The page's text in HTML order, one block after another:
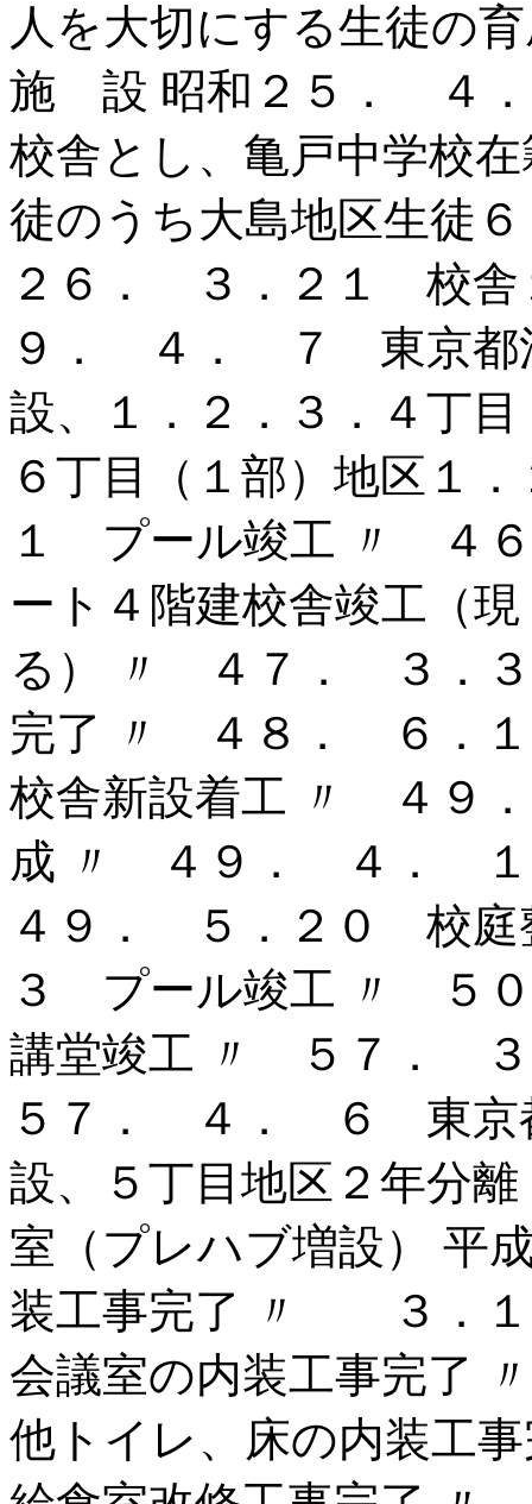
人を大切にする生徒の
施 設 昭和２５． ４
校舎とし、
徒のうち大島地区生徒
２６． ３．２１ 校舎
９． ４． ７ 東京都
設、１．２
６丁目（１部）地区１
１ プール竣工 〃 ４
ート４階建校舎竣工（
る） 〃 ４７． ３．
完了 〃 ４８． ６．
校舎新設着工 〃 ４９
成 〃 ４９． ４．
４９． ５．２０ 校
３ プール竣工 〃 ５
講堂竣工 〃 ５７．
５７． ４． ６ 東京
設、５丁目地区２年
室（プレハブ増設）
装工事完了 〃 ３．１
会議室の内装工事完
他トイレ、床の内装工